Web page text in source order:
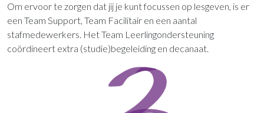
Om ervoor te zorgen dat jij je kunt focussen op lesgeven, is er
een Team Support, Team Facilitair en een aantal
stafmedewerkers. Het Team Leerlingondersteuning
coördineert extra (studie)begeleiding en decanaat.